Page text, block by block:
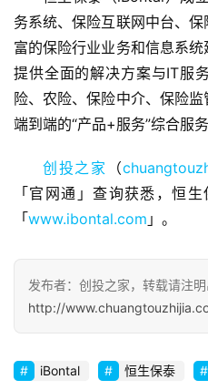
页
融
资
报
商
业
察
初
业
务系统、保险互联网中台、
富的保险行业业务和信息系
提供全面的解决方案与IT服
险、农险、保险中介、保险
端到端的“产品+服务”综合服务
创投之家 （
「官网通」查询获悉，恒
「www.ibontal.com 」。
发布者：创投之家，转载请注明
http://
iBontal 恒生保泰